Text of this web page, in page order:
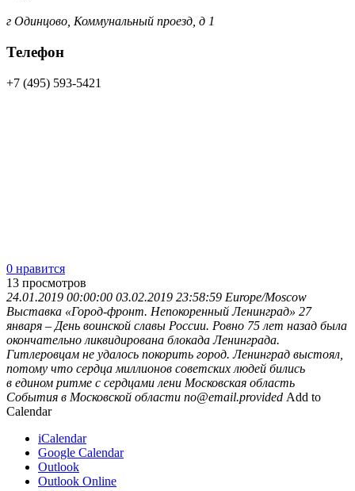
г Одинцово, Коммунальный проезд, д 1
Телефон
+7 (495) 593-5421
0 нравится
13 просмотров
24.01.2019 00:00:00 03.02.2019 23:58:59 Europe/Moscow
Выставка «Город-фронт. Непокоренный Ленинград» 27
января – День воинской славы России. Ровно 75 лет назад была
окончательно ликвидирована блокада Ленинграда.
Гитлеровцам не удалось покорить город. Ленинград выстоял,
потому что сердца миллионов советских людей бились
в едином ритме с сердцами лени Московская область
События в Московской области no@email.provided Add to
Calendar
iCalendar
Google Calendar
Outlook
Outlook Online